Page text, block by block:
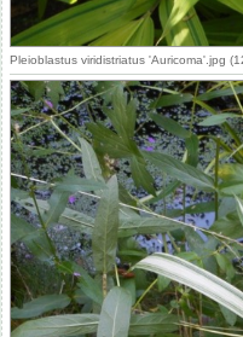
Pleioblastus viridistriatus 'Auricoma'.jpg